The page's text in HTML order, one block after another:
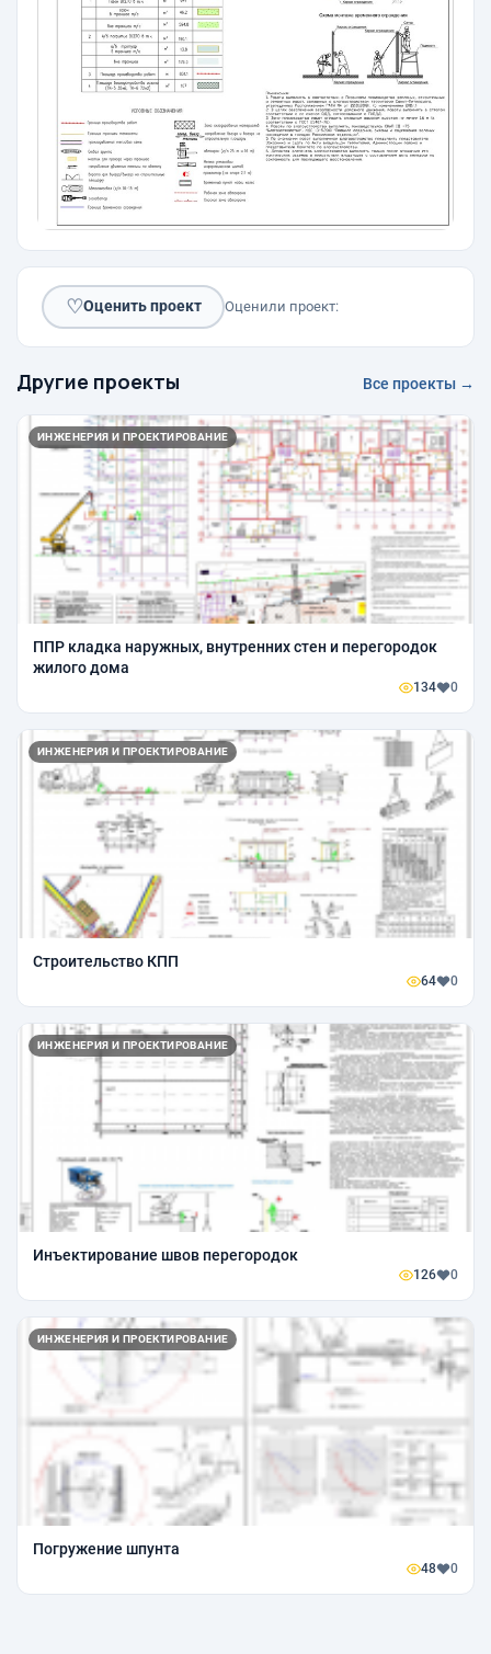
♡Оценить проект Оценили проект:
Другие проекты Все проекты →
ИНЖЕНЕРИЯ И ПРОЕКТИРОВАНИЕ
ППР кладка наружных, внутренних стен и перегородок
жилого дома
134 0
ИНЖЕНЕРИЯ И ПРОЕКТИРОВАНИЕ
Строительство КПП
64 0
ИНЖЕНЕРИЯ И ПРОЕКТИРОВАНИЕ
Инъектирование швов перегородок
126 0
ИНЖЕНЕРИЯ И ПРОЕКТИРОВАНИЕ
Погружение шпунта
48 0